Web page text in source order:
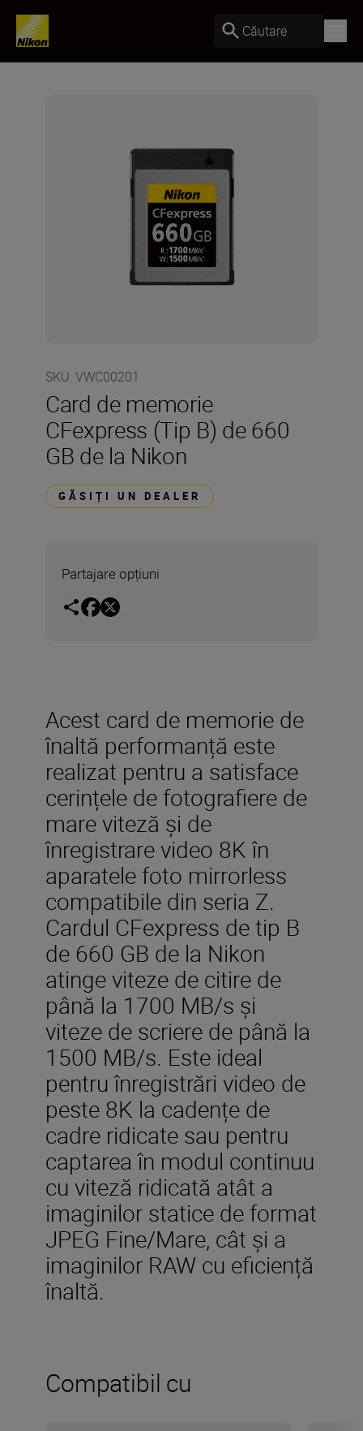
Căutare
SKU: VWC00201
Card de memorie
CFexpress (Tip B) de 660
GB de la Nikon
GĂSIȚI UN DEALER
Partajare opțiuni
Acest card de memorie de
înaltă performanță este
realizat pentru a satisface
cerințele de fotografiere de
mare viteză și de
înregistrare video 8K în
aparatele foto mirrorless
compatibile din seria Z.
Cardul CFexpress de tip B
de 660 GB de la Nikon
atinge viteze de citire de
până la 1700 MB/s și
viteze de scriere de până la
1500 MB/s. Este ideal
pentru înregistrări video de
peste 8K la cadențe de
cadre ridicate sau pentru
captarea în modul continuu
cu viteză ridicată atât a
imaginilor statice de format
JPEG Fine/Mare, cât și a
imaginilor RAW cu eficiență
înaltă.
Compatibil cu